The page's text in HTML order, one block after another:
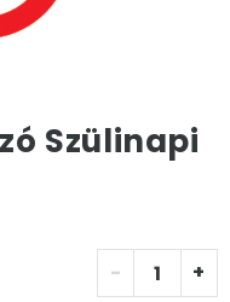
Szülinapi
- +